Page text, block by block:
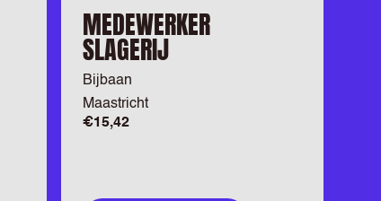
MEDEWERKER
SLAGERIJ
Bijbaan
Maastricht
€15,42